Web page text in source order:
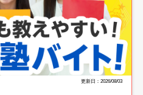
更新日：2026/08/03